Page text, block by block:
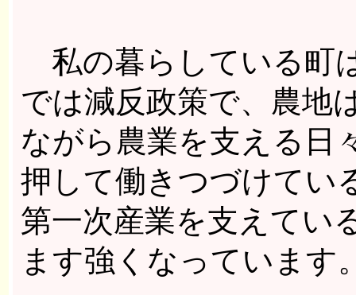
私の暮らしている町
では減反政策で、農地
ながら農業を支える日
押して働きつづけてい
第一次産業を支えてい
ます強くなっています